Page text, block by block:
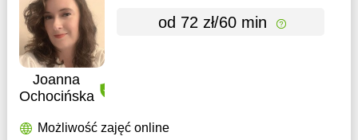
Joanna
Ochocińska
od 72 zł/60 min
Możliwość zajęć online